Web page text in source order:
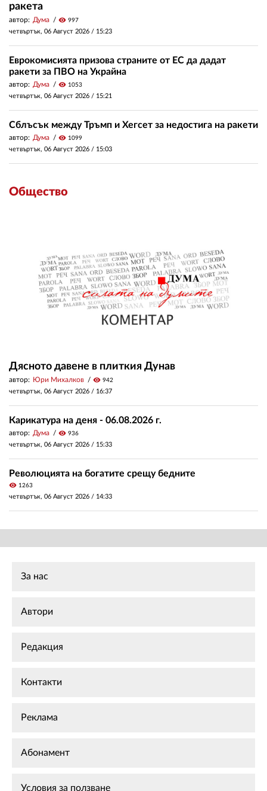
ракета
автор: Дума visibility 997
четвъртък, 06 Август 2026 / 15:23
Еврокомисията призова страните от ЕС да дадат
ракети за ПВО на Украйна
автор: Дума visibility 1053
четвъртък, 06 Август 2026 / 15:21
Сблъсък между Тръмп и Хегсет за недостига на ракети
автор: Дума visibility 1099
четвъртък, 06 Август 2026 / 15:03
Общество
Дясното давене в плиткия Дунав
автор: Юри Михалков visibility 942
четвъртък, 06 Август 2026 / 16:37
Карикатура на деня - 06.08.2026 г.
автор: Дума visibility 936
четвъртък, 06 Август 2026 / 15:33
Революцията на богатите срещу бедните
visibility 1263
четвъртък, 06 Август 2026 / 14:33
За нас
Автори
Редакция
Контакти
Реклама
Абонамент
Условия за ползване